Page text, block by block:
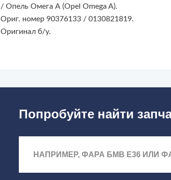
/ Опель Омега А (Opel Omega A).
Ориг. номер 90376133 / 0130821819.
Оригинал б/у.
Попробуйте найти